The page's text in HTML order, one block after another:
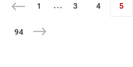
1 ... 3 4 5
94